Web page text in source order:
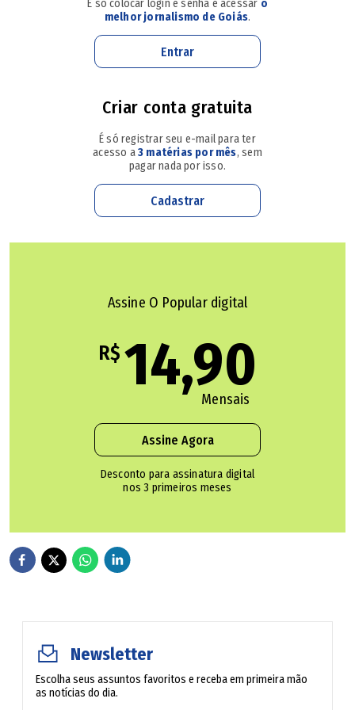
(veja vídeo de prisões acima).
Como os nomes dos investigados não foram divulgados,
atualização desta reportagem.
Goiânia e Aparecida têm alvos de operação que mira
contratos de prefeituras para lavar dinheiro do PCC
Goiano ocultava milhões com operador do PCC, diz
polícia
operação contra esquema de R$ 260 milhões com
Segundo a polícia, as ordens judiciais são cumpridas em
três cidades do Ceará: Fortaleza, Caucaia e Pacatuba. Nos
endereços alvo da ação, os agentes executam 14
mandados de prisão temporária e 14 de busca e
apreensão domiciliar.
É só colocar login e senha e acessar o
melhor jornalismo de Goiás.
Entrar
Criar conta gratuita
É só registrar seu e-mail para ter
acesso a3 matérias por mês, sem
pagar nada por isso.
Cadastrar
Assine O Popular digital
R$ 14,90
Mensais
Assine Agora
Desconto para assinatura digital
nos 3 primeiros meses
Newsletter
Escolha seus assuntos favoritos e receba em primeira mão
as notícias do dia.